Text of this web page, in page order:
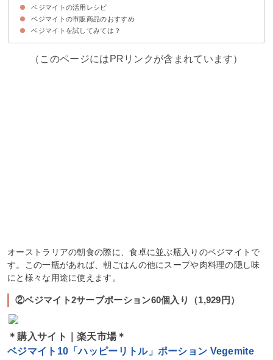
ベジマイトの活用レシピ
①ベジマイト・トースト
②ベジマイトチキン
③ベジマイトとチーズのツイストパイ
ベジマイトの市販商品のおすすめ
①VEGEMITE ベジマイト 220g（699円）
②ベジマイト2サーブポーション60個入り（1,929円）
ベジマイトを試してみては？
（このページにはPRリンクが含まれています）
オーストラリアの朝食の際に、食卓に並ぶ瓶入りのベジマイトで
す。この一瓶があれば、朝ごはんの他にスープや肉料理の隠し味
にと様々な用途に使えます。
②ベジマイト2サーブポーション60個入り（1,929円）
＊購入サイト｜楽天市場＊
ベジマイト10「ハッピーリトル」ポーション Vegemite